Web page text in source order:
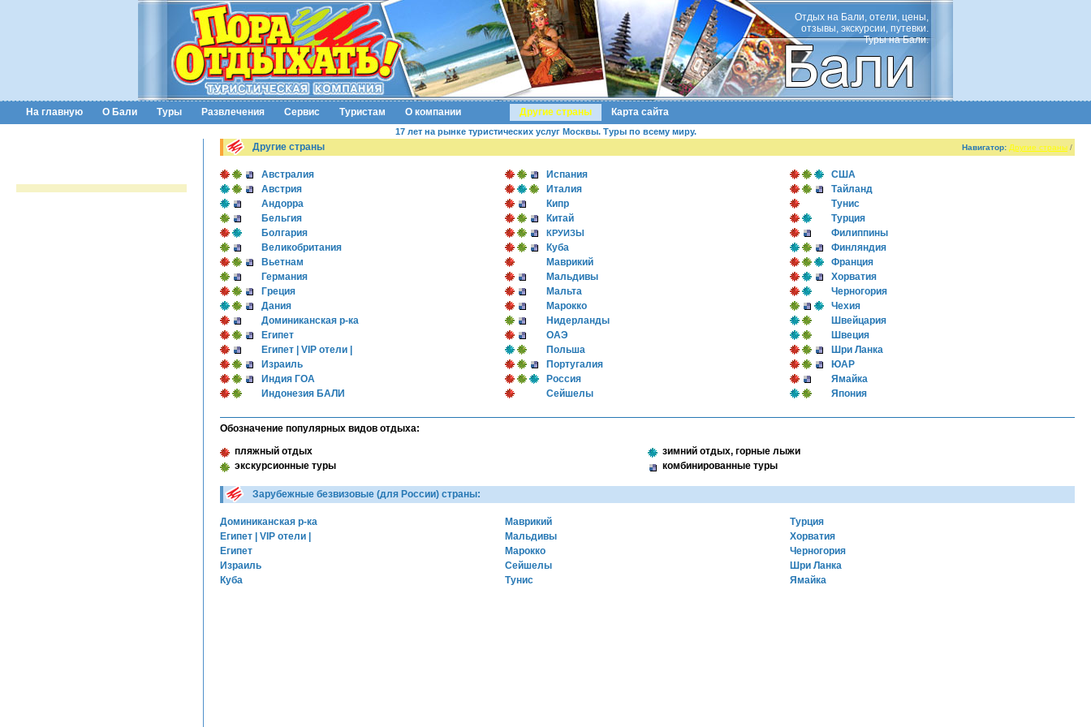
Отдых на Бали, отели, цены,
отзывы, экскурсии, путевки.
Туры на Бали.
На главную О Бали Туры Развлечения Сервис Туристам О компании Другие страны Карта сайта
17 лет на рынке туристических услуг Москвы. Туры по всему миру.
Другие страны Навигатор: Другие страны /
Австралия
Австрия
Андорра
Бельгия
Болгария
Великобритания
Вьетнам
Германия
Греция
Дания
Доминиканская р-ка
Египет
Египет | VIP отели |
Израиль
Индия ГОА
Индонезия БАЛИ
Испания
Италия
Кипр
Китай
КРУИЗЫ
Куба
Маврикий
Мальдивы
Мальта
Марокко
Нидерланды
ОАЭ
Польша
Португалия
Россия
Сейшелы
США
Тайланд
Тунис
Турция
Филиппины
Финляндия
Франция
Хорватия
Черногория
Чехия
Швейцария
Швеция
Шри Ланка
ЮАР
Ямайка
Япония
Обозначение популярных видов отдыха:
пляжный отдых
экскурсионные туры
зимний отдых, горные лыжи
комбинированные туры
Зарубежные безвизовые (для России) страны:
Доминиканская р-ка
Египет | VIP отели |
Египет
Израиль
Куба
Маврикий
Мальдивы
Марокко
Сейшелы
Тунис
Турция
Хорватия
Черногория
Шри Ланка
Ямайка